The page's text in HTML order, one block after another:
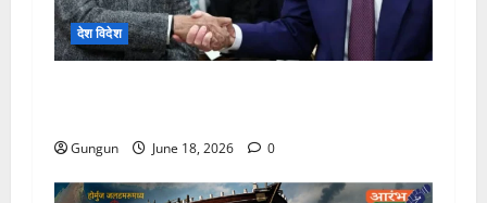
देश विदेश
Gungun June 18, 2026 0